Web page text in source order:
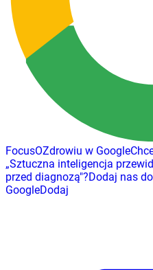
FocusOZdrowiu w Google
„Sztuczna inteligencja
przed diagnozą"?Dodaj nas
GoogleDodaj